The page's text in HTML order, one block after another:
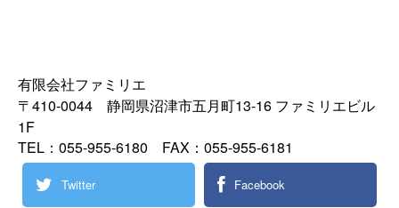
有限会社ファミリエ
〒410-0044 静岡県沼津市五月町13-16 ファミリエビル
1F
TEL：055-955-6180 FAX：055-955-6181
Twitter Facebook